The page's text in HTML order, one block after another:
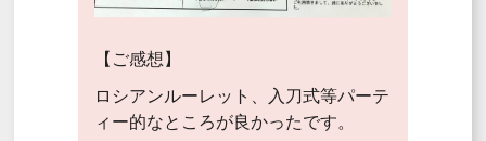
【ご感想】
ロシアンルーレット、入刀式等パーテ
ィー的なところが良かったです。